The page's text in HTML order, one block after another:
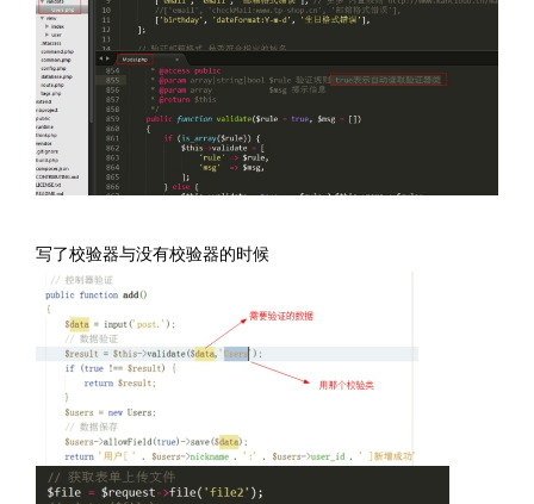
写了校验器与没有校验器的时候